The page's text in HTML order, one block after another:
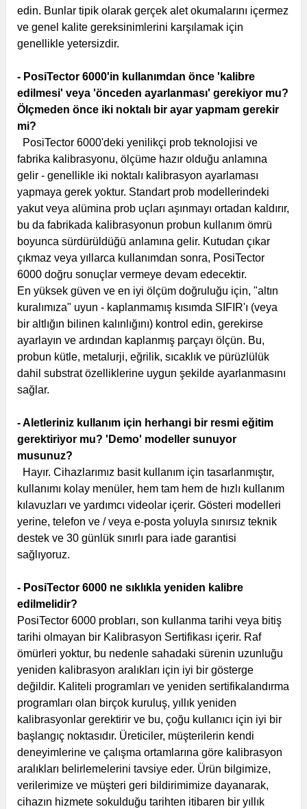
edin. Bunlar tipik olarak gerçek alet okumalarını içermez
ve genel kalite gereksinimlerini karşılamak için
genellikle yetersizdir.
- PosiTector 6000'in kullanımdan önce 'kalibre
edilmesi' veya 'önceden ayarlanması' gerekiyor mu?
Ölçmeden önce iki noktalı bir ayar yapmam gerekir
mi?
PosiTector 6000'deki yenilikçi prob teknolojisi ve
fabrika kalibrasyonu, ölçüme hazır olduğu anlamına
gelir - genellikle iki noktalı kalibrasyon ayarlaması
yapmaya gerek yoktur. Standart prob modellerindeki
yakut veya alümina prob uçları aşınmayı ortadan kaldırır,
bu da fabrikada kalibrasyonun probun kullanım ömrü
boyunca sürdürüldüğü anlamına gelir. Kutudan çıkar
çıkmaz veya yıllarca kullanımdan sonra, PosiTector
6000 doğru sonuçlar vermeye devam edecektir.
En yüksek güven ve en iyi ölçüm doğruluğu için, "altın
kuralımıza" uyun - kaplanmamış kısımda SIFIR'ı (veya
bir altlığın bilinen kalınlığını) kontrol edin, gerekirse
ayarlayın ve ardından kaplanmış parçayı ölçün. Bu,
probun kütle, metalurji, eğrilik, sıcaklık ve pürüzlülük
dahil substrat özelliklerine uygun şekilde ayarlanmasını
sağlar.
- Aletleriniz kullanım için herhangi bir resmi eğitim
gerektiriyor mu? 'Demo' modeller sunuyor
musunuz?
Hayır. Cihazlarımız basit kullanım için tasarlanmıştır,
kullanımı kolay menüler, hem tam hem de hızlı kullanım
kılavuzları ve yardımcı videolar içerir. Gösteri modelleri
yerine, telefon ve / veya e-posta yoluyla sınırsız teknik
destek ve 30 günlük sınırlı para iade garantisi
sağlıyoruz.
- PosiTector 6000 ne sıklıkla yeniden kalibre
edilmelidir?
PosiTector 6000 probları, son kullanma tarihi veya bitiş
tarihi olmayan bir Kalibrasyon Sertifikası içerir. Raf
ömürleri yoktur, bu nedenle sahadaki sürenin uzunluğu
yeniden kalibrasyon aralıkları için iyi bir gösterge
değildir. Kaliteli programları ve yeniden sertifikalandırma
programları olan birçok kuruluş, yıllık yeniden
kalibrasyonlar gerektirir ve bu, çoğu kullanıcı için iyi bir
başlangıç ​​noktasıdır. Üreticiler, müşterilerin kendi
deneyimlerine ve çalışma ortamlarına göre kalibrasyon
aralıkları belirlemelerini tavsiye eder. Ürün bilgimize,
verilerimize ve müşteri geri bildirimimize dayanarak,
cihazın hizmete sokulduğu tarihten itibaren bir yıllık